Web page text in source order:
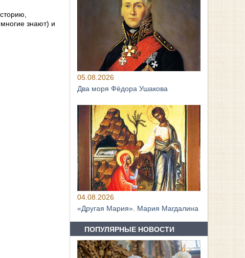
знают) и
05.08.2026
Два моря Фёдора Ушакова
04.08.2026
«Другая Мария». Мария Магдалина
ПОПУЛЯРНЫЕ НОВОСТИ